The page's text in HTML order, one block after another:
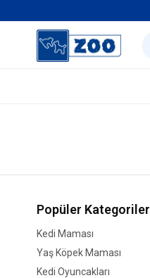
Popüler Kategoriler
Kedi Maması
Yaş Köpek Maması
Kedi Oyuncakları